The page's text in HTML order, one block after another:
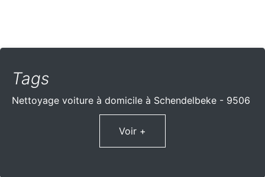
Tags
Nettoyage voiture à domicile à Schendelbeke - 9506
Voir +